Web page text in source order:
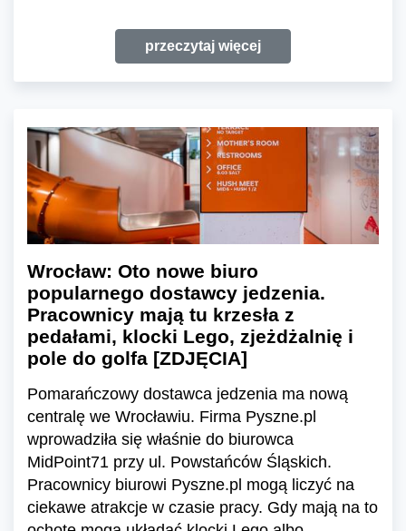
przeczytaj więcej
Wrocław: Oto nowe biuro
popularnego dostawcy jedzenia.
Pracownicy mają tu krzesła z
pedałami, klocki Lego, zjeżdżalnię i
pole do golfa [ZDJĘCIA]
Pomarańczowy dostawca jedzenia ma nową
centralę we Wrocławiu. Firma Pyszne.pl
wprowadziła się właśnie do biurowca
MidPoint71 przy ul. Powstańców Śląskich.
Pracownicy biurowi Pyszne.pl mogą liczyć na
ciekawe atrakcje w czasie pracy. Gdy mają na to